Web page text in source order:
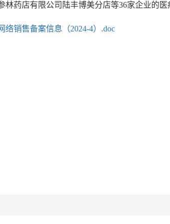
林药店有限公司陆丰博美分店等36家企业的医
络销售备案信息（2024-4）.doc